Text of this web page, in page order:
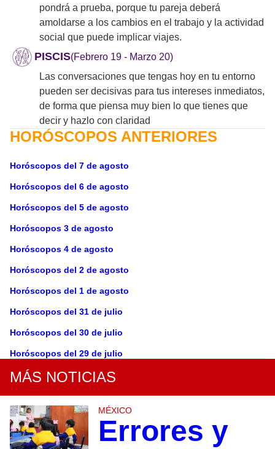
pondrá a prueba, porque tu pareja deberá
amoldarse a los cambios en el trabajo y la actividad
social que puede implicar viajes.
PISCIS(Febrero 19 - Marzo 20)
Las conversaciones que tengas hoy en tu entorno
pueden ser decisivas para tus intereses inmediatos,
de forma que piensa muy bien lo que tienes que
decir y hazlo con claridad
HORÓSCOPOS ANTERIORES
Horóscopos del 7 de agosto
Horóscopos del 6 de agosto
Horóscopos del 5 de agosto
Horóscopos 3 de agosto
Horóscopos 4 de agosto
Horóscopos del 2 de agosto
Horóscopos del 1 de agosto
Horóscopos del 31 de julio
Horóscopos del 30 de julio
Horóscopos del 29 de julio
MÁS NOTICIAS
MÉXICO
Errores y